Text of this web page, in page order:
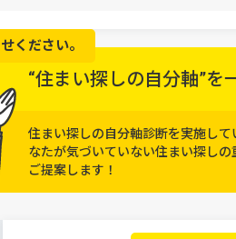
ください。
“住まい探しの自分軸”を
住まい探しの自分軸診断を実施して
なたが気づいていない住まい探しの
ご提案します！